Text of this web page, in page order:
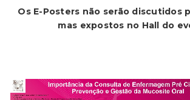
Os E-Posters não serão discutidos
mas expostos no Hall do